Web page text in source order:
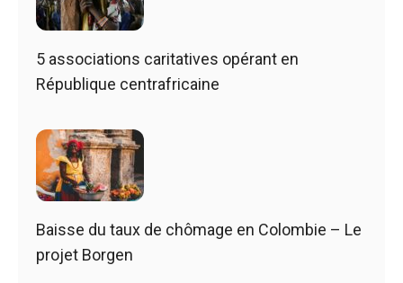
5 associations caritatives opérant en
République centrafricaine
Baisse du taux de chômage en Colombie – Le
projet Borgen